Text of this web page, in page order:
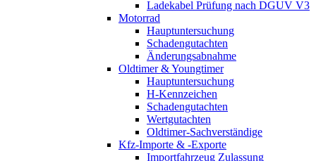
Ladekabel Prüfung nach DGUV V3
Motorrad
Hauptuntersuchung
Schadengutachten
Änderungsabnahme
Oldtimer & Youngtimer
Hauptuntersuchung
H-Kennzeichen
Schadengutachten
Wertgutachten
Oldtimer-Sachverständige
Kfz-Importe & -Exporte
Importfahrzeug Zulassung